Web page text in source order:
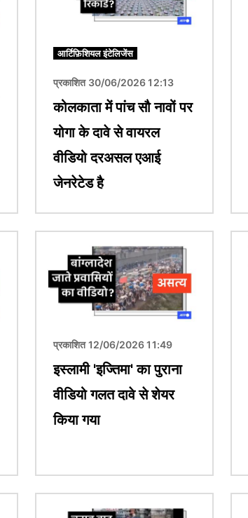
आर्टिफ़िशियल इंटेलिजेंस
प्रकाशित 30/06/2026 12:13
कोलकाता में पांच सौ नावों पर
योगा के दावे से वायरल
वीडियो दरअसल एआई
जेनरेटेड है
प्रकाशित 12/06/2026 11:49
इस्लामी 'इज्तिमा' का पुराना
वीडियो गलत दावे से शेयर
किया गया